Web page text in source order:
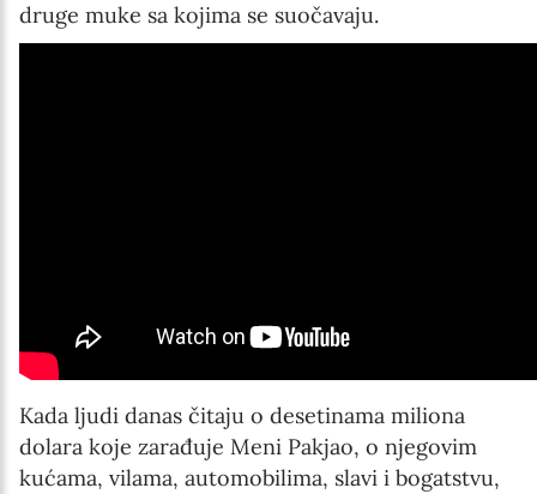
druge muke sa kojima se suočavaju.
Kada ljudi danas čitaju o desetinama miliona
dolara koje zarađuje Meni Pakjao, o njegovim
kućama, vilama, automobilima, slavi i bogatstvu,